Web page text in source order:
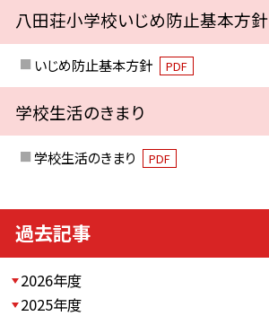
八田荘小学校いじめ防止基本方針
いじめ防止基本方針 PDF
学校生活のきまり
学校生活のきまり PDF
過去記事
2026年度
2025年度